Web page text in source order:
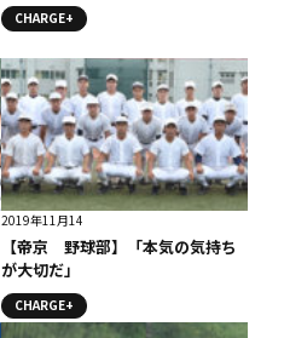
CHARGE+
2019年11月14
【帝京 野球部】「本気の気持ち
が大切だ」
CHARGE+